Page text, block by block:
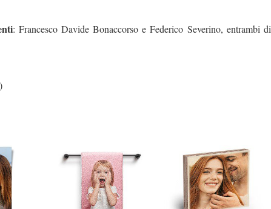
: Francesco Davide Bonaccorso e Federico Severino, entrambi di